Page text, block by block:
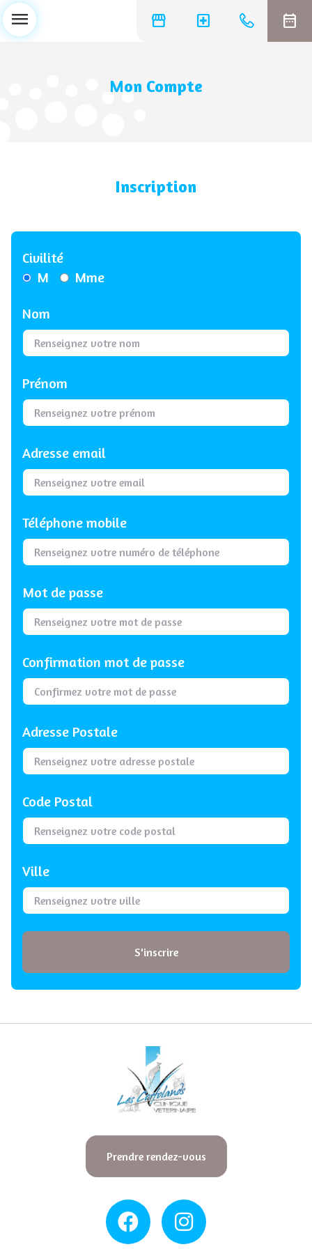
storefront local_hospital date_range
menu
Mon Compte
Inscription
Civilité
M
Mme
Nom
Prénom
Adresse email
Téléphone mobile
Mot de passe
Confirmation mot de passe
Adresse Postale
Code Postal
Ville
S'inscrire
Prendre rendez-vous